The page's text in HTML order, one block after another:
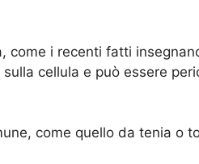
come i recenti fatti
cellula e può essere
come quello da tenia o